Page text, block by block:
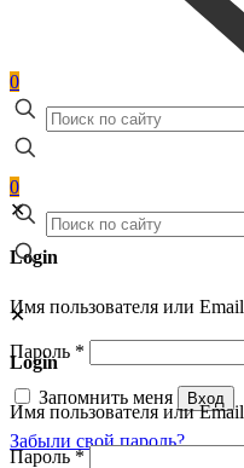
0
✕
Login
Имя пользователя или Email
Пароль *
Запомнить меня Вход
Забыли свой пароль?
0
✕
Login
Имя пользователя или Email
Пароль*